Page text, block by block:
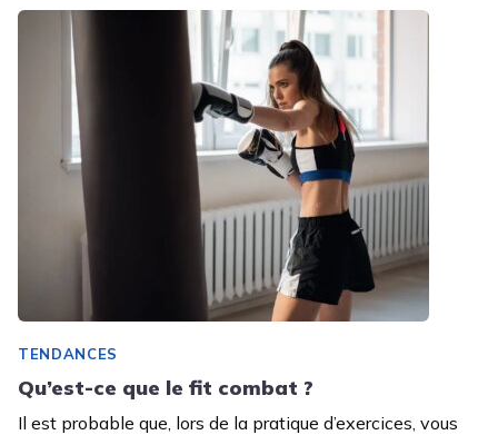
TENDANCES
Qu’est-ce que le fit combat ?
Il est probable que, lors de la pratique d’exercices, vous